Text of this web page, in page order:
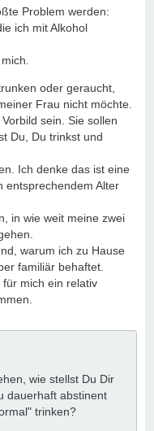
Problem werden:
ich mit Alkohol
oder geraucht,
Frau nicht möchte.
sein. Sie sollen
Du, Du trinkst und
Ich denke das ist eine
entsprechendem Alter
in wie weit meine zwei
warum ich zu Hause
familiär behaftet.
mich ein relativ
wie stellst Du Dir
dauerhaft abstinent
trinken?